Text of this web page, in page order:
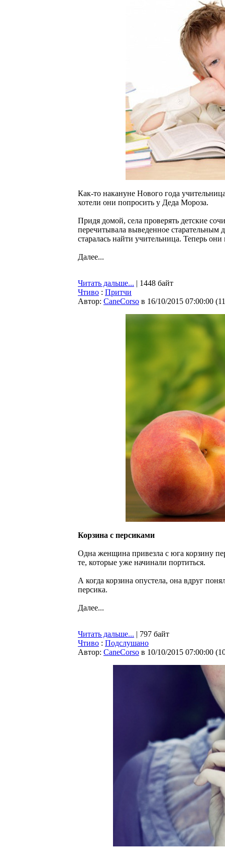
Как-то накануне Нового года
хотели они попросить у Деда Мороза.
Придя домой, села проверять детские
перечитывала выведенное старательным
старалась найти учительница. Теперь
Далее...
Читать дальше... | 1448 байт
Чтиво : Притчи
Автор: CaneCorso в 16/10/2015 07:00:00 (
Корзина с персиками
Одна женщина привезла с юга корзину
те, которые уже начинали портиться.
А когда корзина опустела, она вдруг
персика.
Далее...
Читать дальше... | 797 байт
Чтиво : Подслушано
Автор: CaneCorso в 10/10/2015 07:00:00 (